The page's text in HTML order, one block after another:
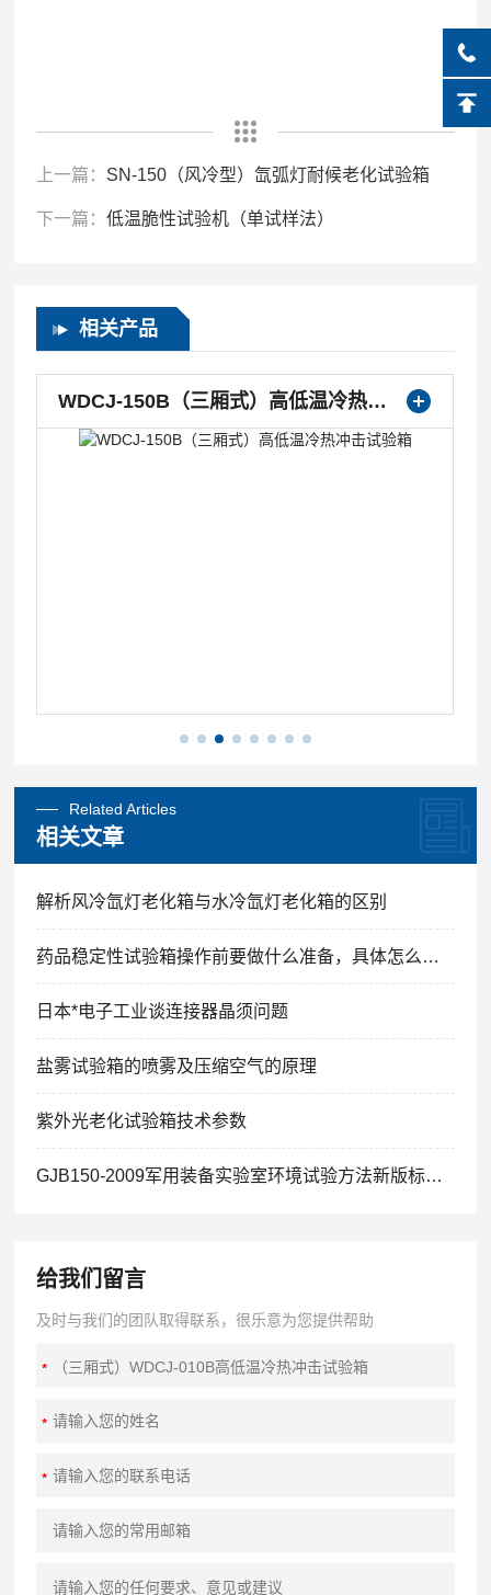
上一篇： SN-150（风冷型）氙弧灯耐候老化试验箱
下一篇：低温脆性试验机（单试样法）
相关产品
WDCJ-150B（三厢式）高低温冷热冲击试验箱
Related Articles
相关文章
解析风冷氙灯老化箱与水冷氙灯老化箱的区别
药品稳定性试验箱操作前要做什么准备，具体怎么操作？
日本*电子工业谈连接器晶须问题
盐雾试验箱的喷雾及压缩空气的原理
紫外光老化试验箱技术参数
GJB150-2009军用装备实验室环境试验方法新版标准[免费下载]
给我们留言
及时与我们的团队取得联系，很乐意为您提供帮助